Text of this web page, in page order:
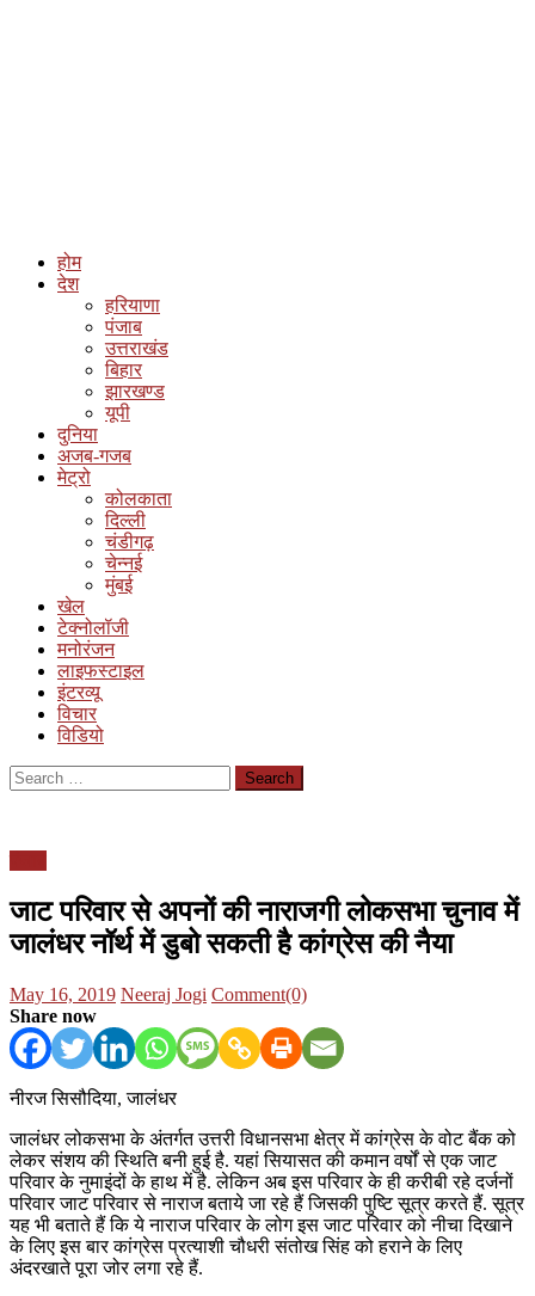
होम
देश
हरियाणा
पंजाब
उत्तराखंड
बिहार
झारखण्ड
यूपी
दुनिया
अजब-गजब
मेट्रो
कोलकाता
दिल्ली
चंडीगढ़
चेन्नई
मुंबई
खेल
टेक्नोलॉजी
मनोरंजन
लाइफस्टाइल
इंटरव्यू
विचार
विडियो
Search
for:
जाट परिवार से अपनों की नाराजगी लोकसभा चुनाव में
जालंधर नॉर्थ में डुबो सकती है कांग्रेस की नैया
Posted
on
May 16, 2019 Author
Neeraj Jogi Comment(0)
Share now
नीरज सिसौदिया, जालंधर
जालंधर लोकसभा के अंतर्गत उत्तरी विधानसभा क्षेत्र में कांग्रेस के वोट बैंक को
लेकर संशय की स्थिति बनी हुई है. यहां सियासत की कमान वर्षों से एक जाट
परिवार के नुमाइंदों के हाथ में है. लेकिन अब इस परिवार के ही करीबी रहे दर्जनों
परिवार जाट परिवार से नाराज बताये जा रहे हैं जिसकी पुष्टि सूत्र करते हैं. सूत्र
यह भी बताते हैं कि ये नाराज परिवार के लोग इस जाट परिवार को नीचा दिखाने
के लिए इस बार कांग्रेस प्रत्याशी चौधरी संतोख सिंह को हराने के लिए
अंदरखाते पूरा जोर लगा रहे हैं.